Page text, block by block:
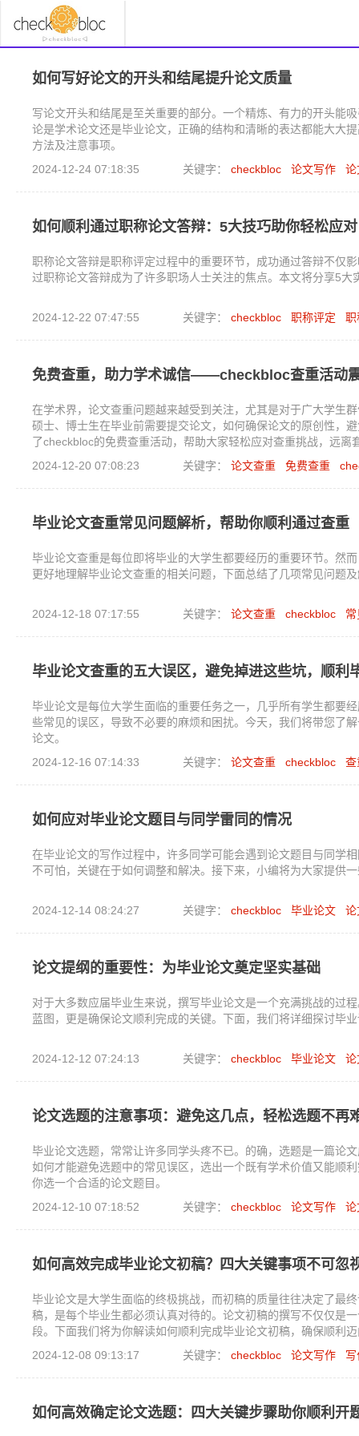
如何写好论文的开头和结尾提升论文质量
写论文开头和结尾是至关重要的部分。一个精炼、有力的开头能
论是学术论文还是毕业论文，正确的结构和清晰的表达都能大大
方法及注意事项。
2024-12-24 07:18:35
关键字： checkbloc 论文写作 论
如何顺利通过职称论文答辩：5大技巧助你轻松应对
职称论文答辩是职称评定过程中的重要环节，成功通过答辩不仅
过职称论文答辩成为了许多职场人士关注的焦点。本文将分享5
2024-12-22 07:47:55 关键字： checkbloc 职称评定 职
免费查重，助力学术诚信——checkbloc查重活动
在学术界，论文查重问题越来越受到关注，尤其是对于广大学生
硕士、博士生在毕业前需要提交论文，如何确保论文的原创性，
了checkbloc的免费查重活动，帮助大家轻松应对查重挑战，远
2024-12-20 07:08:23 关键字： 论文查重 免费查重
毕业论文查重常见问题解析，帮助你顺利通过查重
毕业论文查重是每位即将毕业的大学生都要经历的重要环节。然
更好地理解毕业论文查重的相关问题，下面总结了几项常见问题
2024-12-18 07:17:55 关键字： 论文查重 checkbloc
毕业论文查重的五大误区，避免掉进这些坑，顺利
毕业论文是每位大学生面临的重要任务之一，几乎所有学生都要
些常见的误区，导致不必要的麻烦和困扰。今天，我们将带您了
论文。
2024-12-16 07:14:33
关键字： 论文查重 checkbloc 查
如何应对毕业论文题目与同学雷同的情况
在毕业论文的写作过程中，许多同学可能会遇到论文题目与同学
不可怕，关键在于如何调整和解决。接下来，小编将为大家提供
2024-12-14 08:24:27 关键字： checkbloc 毕业论文 论
论文提纲的重要性：为毕业论文奠定坚实基础
对于大多数应届毕业生来说，撰写毕业论文是一个充满挑战的过
蓝图，更是确保论文顺利完成的关键。下面，我们将详细探讨毕
2024-12-12 07:24:13 关键字： checkbloc 毕业论文 论
论文选题的注意事项：避免这几点，轻松选题不再
毕业论文选题，常常让许多同学头疼不已。的确，选题是一篇论
如何才能避免选题中的常见误区，选出一个既有学术价值又能顺
你选一个合适的论文题目。
2024-12-10 07:18:52
关键字： checkbloc 论文写作 论
如何高效完成毕业论文初稿？四大关键事项不可忽
毕业论文是大学生面临的终极挑战，而初稿的质量往往决定了最
稿，是每个毕业生都必须认真对待的。论文初稿的撰写不仅仅是
段。下面我们将为你解读如何顺利完成毕业论文初稿，确保顺利
2024-12-08 09:13:17
关键字： checkbloc 论文写作
如何高效确定论文选题：四大关键步骤助你顺利开